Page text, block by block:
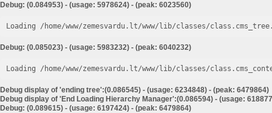
Debug: (0.084953) - (usage: 5978624) - (peak: 6023560)
Loading /home/www/zemesvardu.lt/www/lib/classes/
Debug: (0.085023) - (usage: 5983232) - (peak: 6040232)
Loading /home/www/zemesvardu.lt/www/lib/classes/
Debug display of 'ending tree':(0.086545) - (usage: 6234848) - (peak: 6479864)
Debug display of 'End Loading Hierarchy Manager':(0.086594) - (usage:
Debug: (0.089615) - (usage: 6197424) - (peak: 6479864)